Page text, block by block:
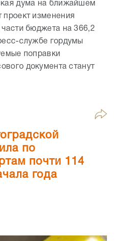
дума на ближайшем
проект изменения
бюджета на 366,2
службе гордумы
поправки
документа станут
по
почти 114
года